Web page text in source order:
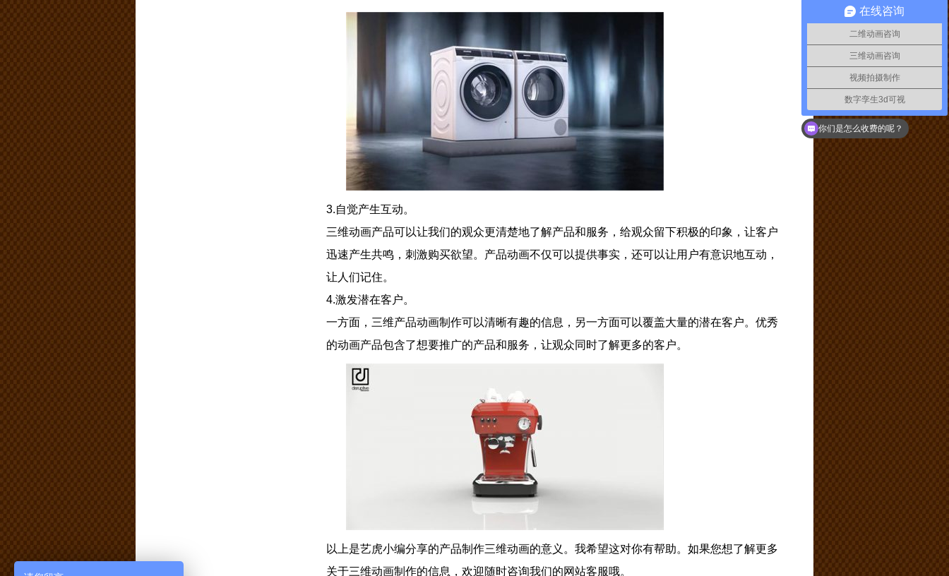
3.自觉产生互动。
三维动画产品可以让我们的观众更清楚地了解产品和服务，给观众留下积极的印象，让客户
迅速产生共鸣，刺激购买欲望。产品动画不仅可以提供事实，还可以让用户有意识地互动，
让人们记住。
4.激发潜在客户。
一方面，三维产品动画制作可以清晰有趣的信息，另一方面可以覆盖大量的潜在客户。优秀
的动画产品包含了想要推广的产品和服务，让观众同时了解更多的客户。
以上是艺虎小编分享的产品制作三维动画的意义。我希望这对你有帮助。如果您想了解更多
关于三维动画制作的信息，欢迎随时咨询我们的网站客服哦。
在线咨询
二维动画咨询
三维动画咨询
视频拍摄制作
数字孪生3d可视
你们是怎么收费的呢？